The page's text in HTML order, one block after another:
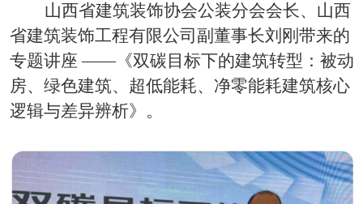
山西省建筑装饰协会公装分会会长、山西
省建筑装饰工程有限公司副董事长刘刚带来的
专题讲座 ——《双碳目标下的建筑转型：被动
房、绿色建筑、超低能耗、净零能耗建筑核心
逻辑与差异辨析》。